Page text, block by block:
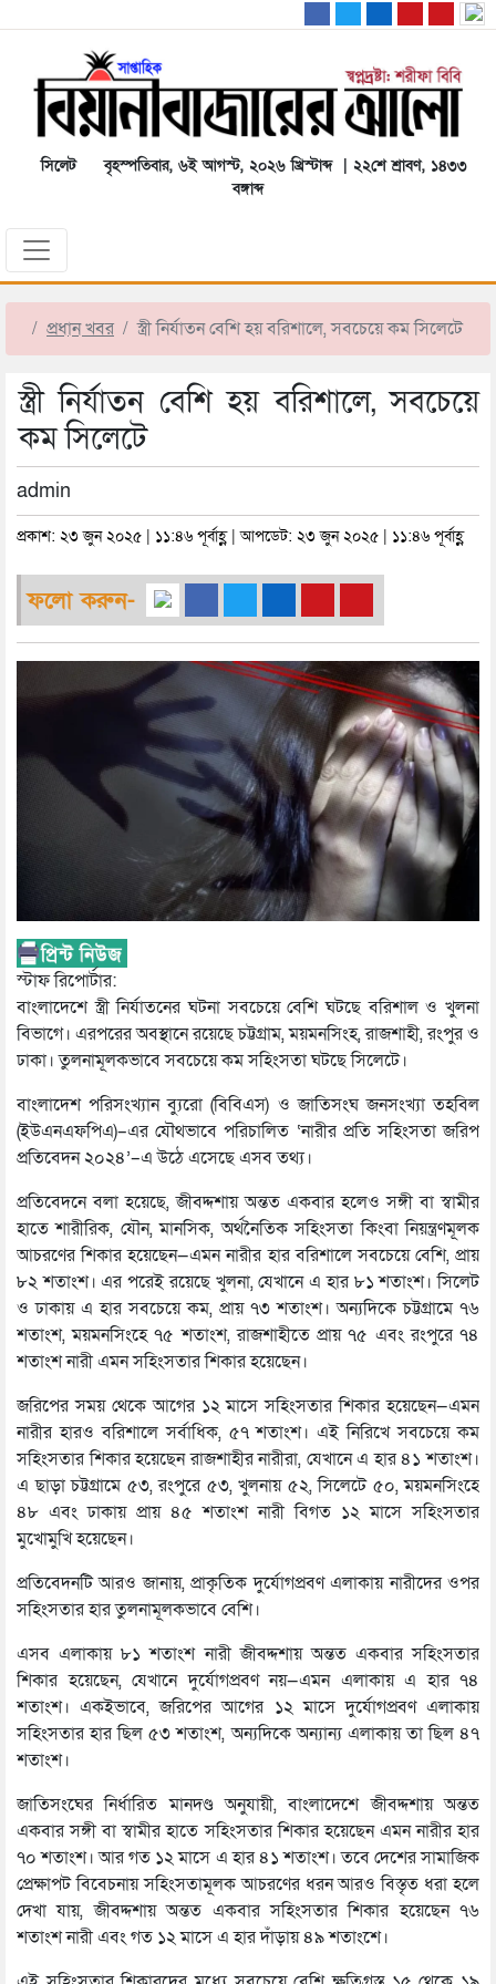
সিলেট
বৃহস্পতিবার, ৬ই আগস্ট, ২০২৬ খ্রিস্টাব্দ | ২২শে শ্রাবণ, ১৪৩৩
বঙ্গাব্দ
প্রধান খবর স্ত্রী নির্যাতন বেশি হয় বরিশালে, সবচেয়ে কম সিলেটে
স্ত্রী নির্যাতন বেশি হয় বরিশালে, সবচেয়ে
কম সিলেটে
admin
প্রকাশ: ২৩ জুন ২০২৫ | ১১:৪৬ পূর্বাহ্ণ | আপডেট: ২৩ জুন ২০২৫ | ১১:৪৬ পূর্বাহ্ণ
ফলো করুন-
স্টাফ রিপোর্টার:
বাংলাদেশে স্ত্রী নির্যাতনের ঘটনা সবচেয়ে বেশি ঘটছে বরিশাল ও খুলনা
বিভাগে। এরপরের অবস্থানে রয়েছে চট্টগ্রাম, ময়মনসিংহ, রাজশাহী, রংপুর ও
ঢাকা। তুলনামূলকভাবে সবচেয়ে কম সহিংসতা ঘটছে সিলেটে।
বাংলাদেশ পরিসংখ্যান ব্যুরো (বিবিএস) ও জাতিসংঘ জনসংখ্যা তহবিল
(ইউএনএফপিএ)–এর যৌথভাবে পরিচালিত ‘নারীর প্রতি সহিংসতা জরিপ
প্রতিবেদন ২০২৪’–এ উঠে এসেছে এসব তথ্য।
প্রতিবেদনে বলা হয়েছে, জীবদ্দশায় অন্তত একবার হলেও সঙ্গী বা স্বামীর
হাতে শারীরিক, যৌন, মানসিক, অর্থনৈতিক সহিংসতা কিংবা নিয়ন্ত্রণমূলক
আচরণের শিকার হয়েছেন—এমন নারীর হার বরিশালে সবচেয়ে বেশি, প্রায়
৮২ শতাংশ। এর পরেই রয়েছে খুলনা, যেখানে এ হার ৮১ শতাংশ। সিলেট
ও ঢাকায় এ হার সবচেয়ে কম, প্রায় ৭৩ শতাংশ। অন্যদিকে চট্টগ্রামে ৭৬
শতাংশ, ময়মনসিংহে ৭৫ শতাংশ, রাজশাহীতে প্রায় ৭৫ এবং রংপুরে ৭৪
শতাংশ নারী এমন সহিংসতার শিকার হয়েছেন।
জরিপের সময় থেকে আগের ১২ মাসে সহিংসতার শিকার হয়েছেন—এমন
নারীর হারও বরিশালে সর্বাধিক, ৫৭ শতাংশ। এই নিরিখে সবচেয়ে কম
সহিংসতার শিকার হয়েছেন রাজশাহীর নারীরা, যেখানে এ হার ৪১ শতাংশ।
এ ছাড়া চট্টগ্রামে ৫৩, রংপুরে ৫৩, খুলনায় ৫২, সিলেটে ৫০, ময়মনসিংহে
৪৮ এবং ঢাকায় প্রায় ৪৫ শতাংশ নারী বিগত ১২ মাসে সহিংসতার
মুখোমুখি হয়েছেন।
প্রতিবেদনটি আরও জানায়, প্রাকৃতিক দুর্যোগপ্রবণ এলাকায় নারীদের ওপর
সহিংসতার হার তুলনামূলকভাবে বেশি।
এসব এলাকায় ৮১ শতাংশ নারী জীবদ্দশায় অন্তত একবার সহিংসতার
শিকার হয়েছেন, যেখানে দুর্যোগপ্রবণ নয়—এমন এলাকায় এ হার ৭৪
শতাংশ। একইভাবে, জরিপের আগের ১২ মাসে দুর্যোগপ্রবণ এলাকায়
সহিংসতার হার ছিল ৫৩ শতাংশ, অন্যদিকে অন্যান্য এলাকায় তা ছিল ৪৭
শতাংশ।
জাতিসংঘের নির্ধারিত মানদণ্ড অনুযায়ী, বাংলাদেশে জীবদ্দশায় অন্তত
একবার সঙ্গী বা স্বামীর হাতে সহিংসতার শিকার হয়েছেন এমন নারীর হার
৭০ শতাংশ। আর গত ১২ মাসে এ হার ৪১ শতাংশ। তবে দেশের সামাজিক
প্রেক্ষাপট বিবেচনায় সহিংসতামূলক আচরণের ধরন আরও বিস্তৃত ধরা হলে
দেখা যায়, জীবদ্দশায় অন্তত একবার সহিংসতার শিকার হয়েছেন ৭৬
শতাংশ নারী এবং গত ১২ মাসে এ হার দাঁড়ায় ৪৯ শতাংশে।